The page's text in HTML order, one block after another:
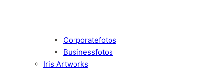
Corporatefotos
Businessfotos
Iris Artworks